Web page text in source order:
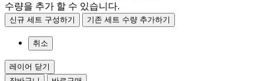
수량을 추가 할 수 있습니다.
신규 세트 구성하기 기존 세트 수량 추가하기
취소
레이어 닫기